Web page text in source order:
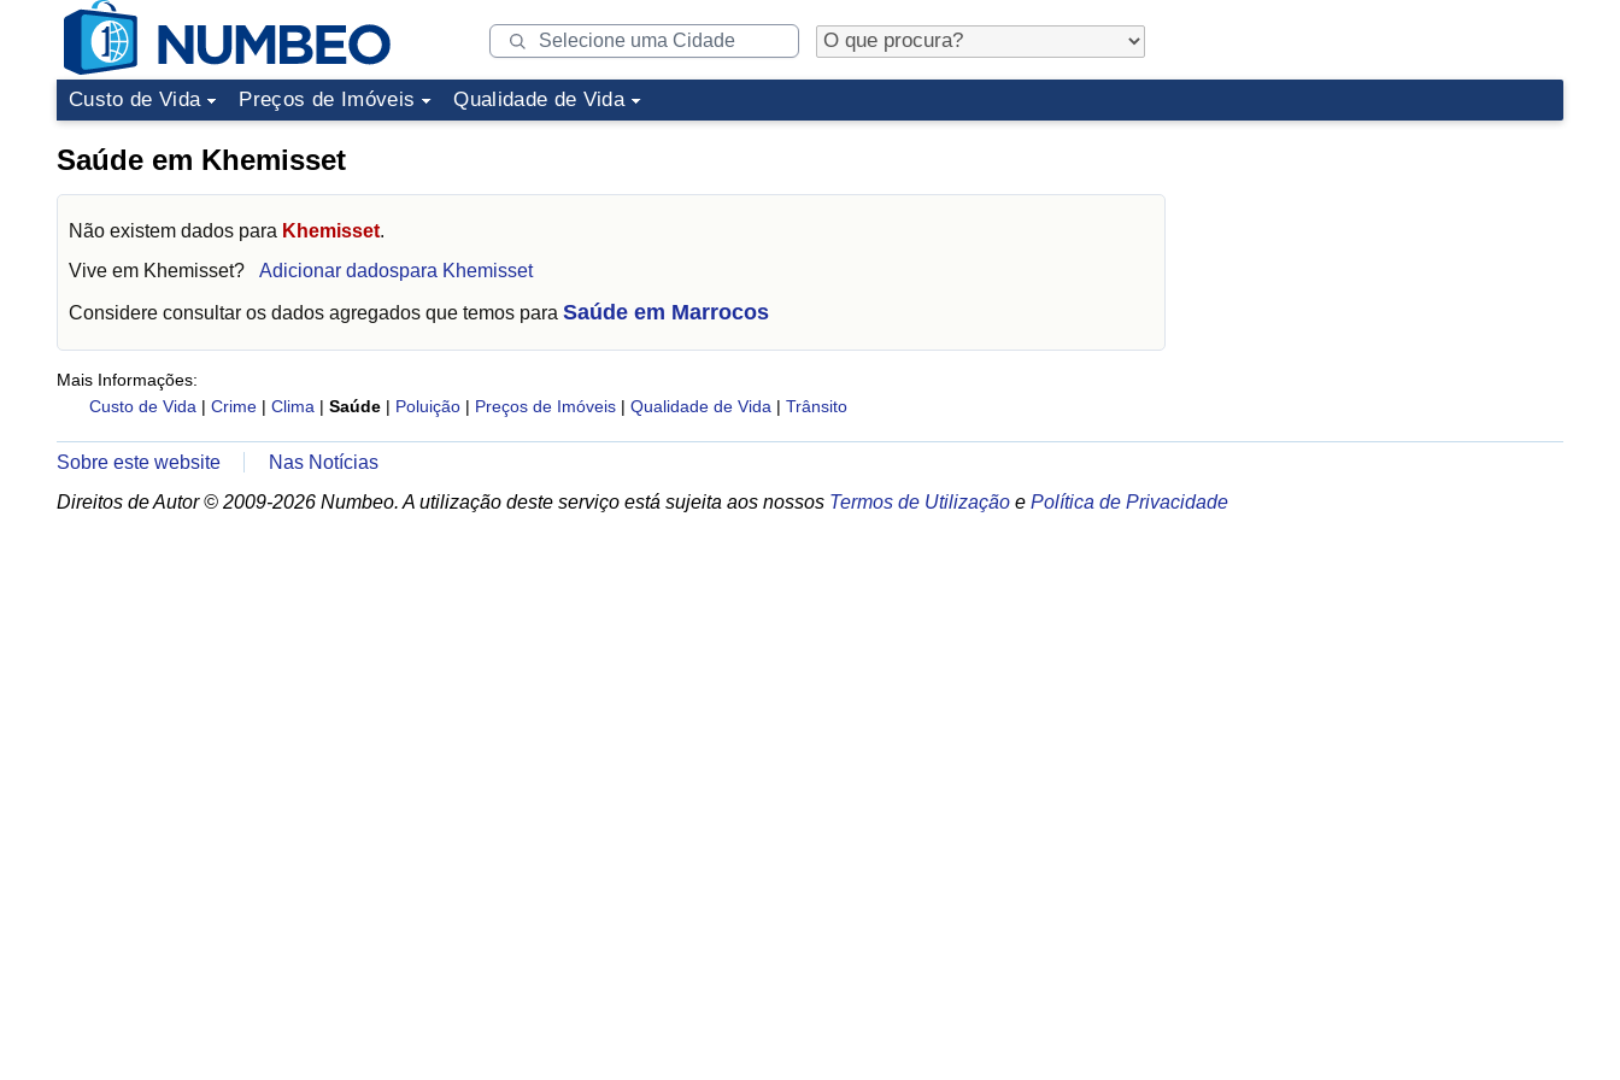
Custo de Vida Preços de Imóveis Qualidade de Vida
Saúde em Khemisset
Não existem dados para Khemisset.
Vive em Khemisset? Adicionar dadospara Khemisset
Considere consultar os dados agregados que temos para Saúde em Marrocos
Mais Informações:
Custo de Vida | Crime | Clima | Saúde | Poluição | Preços de Imóveis | Qualidade de Vida | Trânsito
Sobre este website
Nas Notícias
Direitos de Autor © 2009-2026 Numbeo. A utilização deste serviço está sujeita aos nossos Termos de Utilização e Política de Privacidade